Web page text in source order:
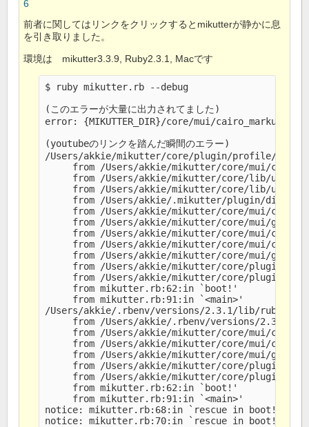
6
前者に関してはリンクをクリックするとmikutterが静かに息
を引き取りました。
環境は mikutter3.3.9, Ruby2.3.1, Macです
$ ruby mikutter.rb --debug
(このエラーが大量に出力されてました)
error: {MIKUTTER_DIR}/core/mui/
(youtubeのリンクを踏んだ瞬間のエラー)
/Users/akkie/mikutter/core/plugin/profile/
from /Users/akkie/mikutter/core/mui/
from /Users/akkie/mikutter/core/lib/
from /Users/akkie/mikutter/core/lib/
from /Users/akkie/.mikutter/plugin/
from /Users/akkie/mikutter/core/mui/
from /Users/akkie/mikutter/core/mui/
from /Users/akkie/mikutter/core/mui/
from /Users/akkie/mikutter/core/mui/
from /Users/akkie/mikutter/core/mui/
from /Users/akkie/mikutter/core/plugin/
from /Users/akkie/mikutter/core/plugin/
     from mikutter.rb:62:in `boot!'
     from mikutter.rb:91:in `<main>'
/Users/akkie/.rbenv/versions/2.3.1/lib/ruby/
from /Users/akkie/.rbenv/versions/2.3.1/
from /Users/akkie/mikutter/core/mui/
from /Users/akkie/mikutter/core/mui/
from /Users/akkie/mikutter/core/mui/
from /Users/akkie/mikutter/core/plugin/
from /Users/akkie/mikutter/core/plugin/
     from mikutter.rb:62:in `boot!'
     from mikutter.rb:91:in `<main>'
notice: mikutter.rb:68:in `rescue in boot!':
notice: mikutter.rb:70:in `rescue in boot!': =>